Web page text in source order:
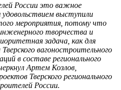
России это важное
выступили
мероприятия, потому что
творчества и
задача, как для
вагоностроительного
в составе регионального
Артем Козлов,
Тверского регионального
России.